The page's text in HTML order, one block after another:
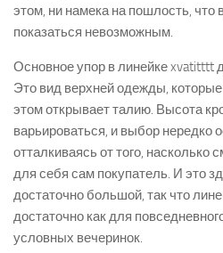
этом, ни намека на пошлость,
показаться невозможным.
Основное упор в линейке xvatitttt
Это вид верхней одежды, которые
этом открывает талию. Высота
варьироваться, и выбор нередко
отталкиваясь от того,
для себя сам покупатель. И это
достаточно большой, так что
достаточно как для
условных вечеринок.